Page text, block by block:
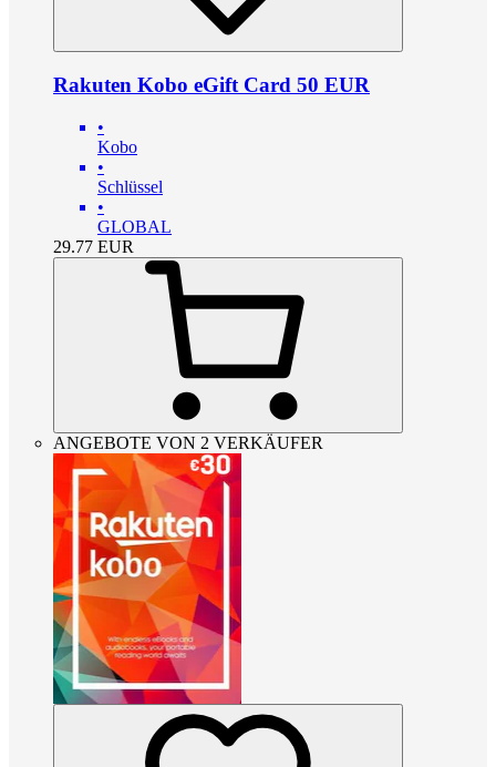
Rakuten Kobo eGift Card 50 EUR
•
Kobo
•
Schlüssel
•
GLOBAL
29.77 EUR
ANGEBOTE VON 2 VERKÄUFER